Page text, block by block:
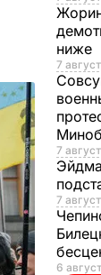
ниже
7
7
7
6